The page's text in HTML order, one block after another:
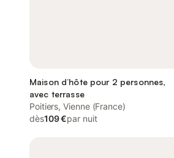
Maison d’hôte pour 2 personnes,
avec terrasse
Poitiers, Vienne (France)
dès109 €par nuit